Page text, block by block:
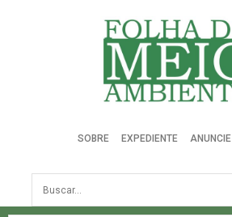
Folha do Meio Ambiente
SOBRE EXPEDIENTE ANUNCIE
Busca